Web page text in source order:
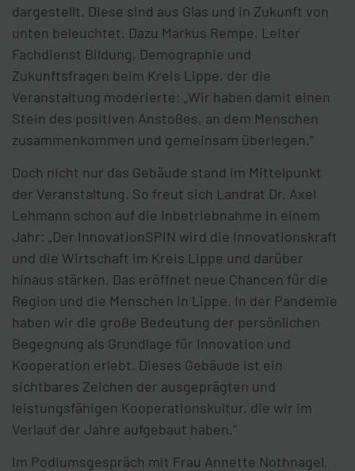
dargestellt. Diese sind aus Glas und in Zukunft von
unten beleuchtet. Dazu Markus Rempe, Leiter
Fachdienst Bildung, Demographie und
Zukunftsfragen beim Kreis Lippe, der die
Veranstaltung moderierte: „Wir haben damit einen
Stein des positiven Anstoßes, an dem Menschen
zusammenkommen und gemeinsam überlegen.“
Doch nicht nur das Gebäude stand im Mittelpunkt
der Veranstaltung. So freut sich Landrat Dr. Axel
Lehmann schon auf die Inbetriebnahme in einem
Jahr: „Der InnovationSPIN wird die Innovationskraft
und die Wirtschaft im Kreis Lippe und darüber
hinaus stärken. Das eröffnet neue Chancen für die
Region und die Menschen in Lippe. In der Pandemie
haben wir die große Bedeutung der persönlichen
Begegnung als Grundlage für Innovation und
Kooperation erlebt. Dieses Gebäude ist ein
sichtbares Zeichen der ausgeprägten und
leistungsfähigen Kooperationskultur, die wir im
Verlauf der Jahre aufgebaut haben.“
Im Podiumsgespräch mit Frau Annette Nothnagel,